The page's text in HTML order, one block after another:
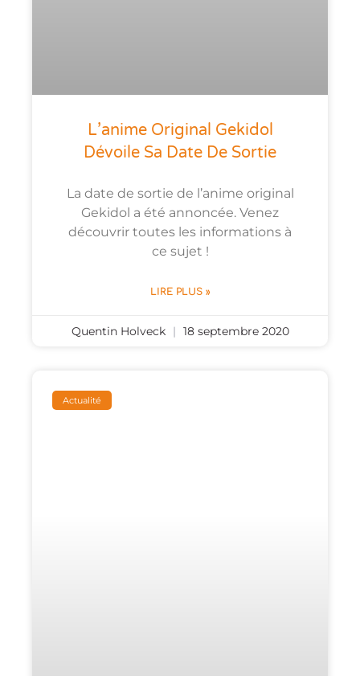
L’anime Original Gekidol
Dévoile Sa Date De Sortie
La date de sortie de l’anime original
Gekidol a été annoncée. Venez
découvrir toutes les informations à
ce sujet !
LIRE PLUS »
Quentin Holveck 18 septembre 2020
Actualité